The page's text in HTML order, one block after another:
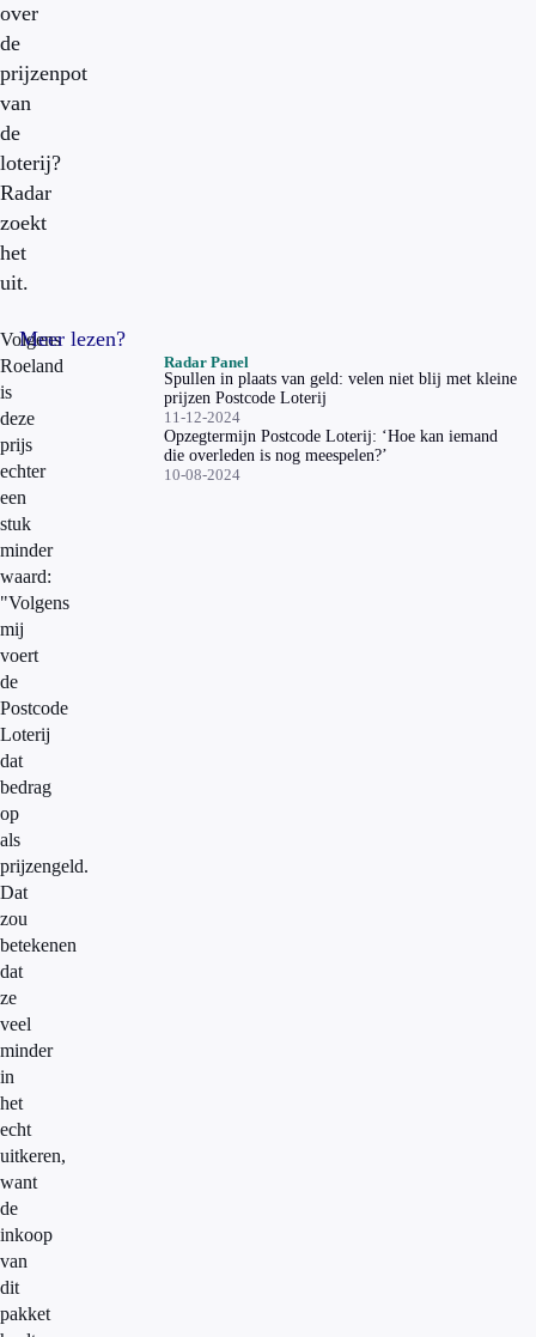
over
de
prijzenpot
van
de
loterij?
Radar
zoekt
het
uit.
Volgens
Roeland
is
deze
prijs
echter
een
stuk
minder
waard:
"Volgens
mij
voert
de
Postcode
Loterij
dat
bedrag
op
als
prijzengeld.
Dat
zou
betekenen
dat
ze
veel
minder
in
het
echt
uitkeren,
want
de
inkoop
van
dit
pakket
Meer lezen?
Radar Panel
Spullen in plaats van geld: velen niet blij met kleine
prijzen Postcode Loterij
11-12-2024
Opzegtermijn Postcode Loterij: ‘Hoe kan iemand
die overleden is nog meespelen?’
10-08-2024